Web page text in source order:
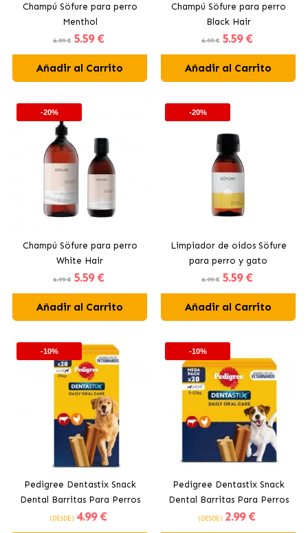
Champú Söfure para perro
Menthol
6.99 € 5.59 €
Añadir al Carrito
Champú Söfure para perro
Black Hair
6.99 € 5.59 €
Añadir al Carrito
-20%
Champú Söfure para perro
White Hair
6.99 € 5.59 €
Añadir al Carrito
-20%
Limpiador de oidos Söfure
para perro y gato
6.99 € 5.59 €
Añadir al Carrito
-10%
Pedigree Dentastix Snack
Dental Barritas Para Perros
Grandes +25 kg
(DESDE) 4.99 €
-10%
Pedigree Dentastix Snack
Dental Barritas Para Perros
Pequeños 5-10 kg
(DESDE) 2.99 €